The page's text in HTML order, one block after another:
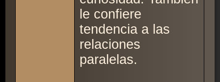
le confiere
tendencia a las
relaciones
paralelas.